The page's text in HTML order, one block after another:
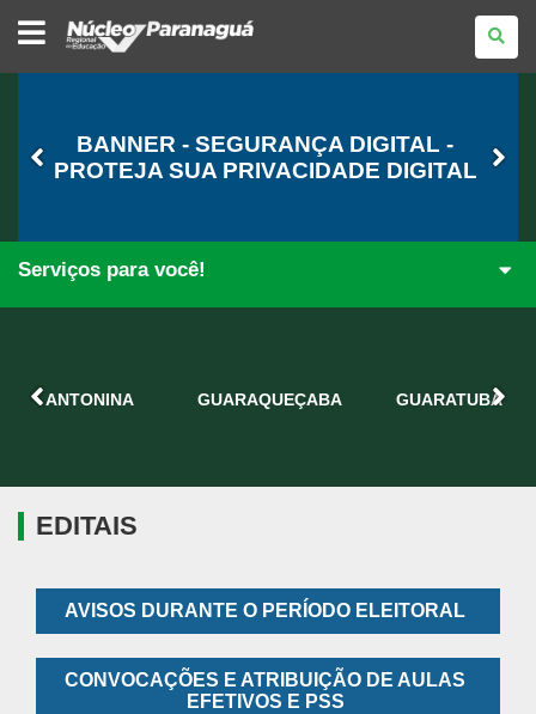
NÚCLEO
REGIONAL
EDUCAÇÃO
BANNER - SEGURANÇA DIGITAL -
PROTEJA SUA PRIVACIDADE DIGITAL
Serviços para você!
ANTONINA GUARAQUEÇABA GUARATUBA
EDITAIS
AVISOS DURANTE O PERÍODO ELEITORAL
CONVOCAÇÕES E ATRIBUIÇÃO DE AULAS
EFETIVOS E PSS